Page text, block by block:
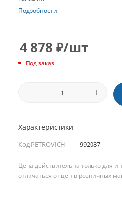
Подробности
4 878 ₽/шт
Под заказ
Характеристики
Код PETROVICH — 992087
Цена действительна только для
отличаться от цен в розничных